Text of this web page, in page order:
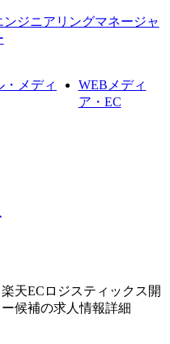
ンジニアリングマネージャ
・メディ
WEBメディ
ア・EC
天ECロジスティックス開
候補の求人情報詳細